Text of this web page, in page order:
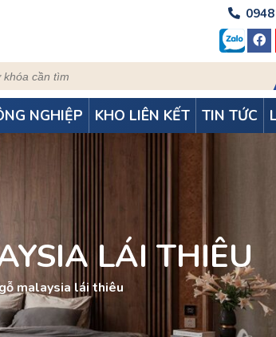
NGHIỆP KHO LIÊN KẾT TIN TỨC
LÁI THIÊU
malaysia lái thiêu